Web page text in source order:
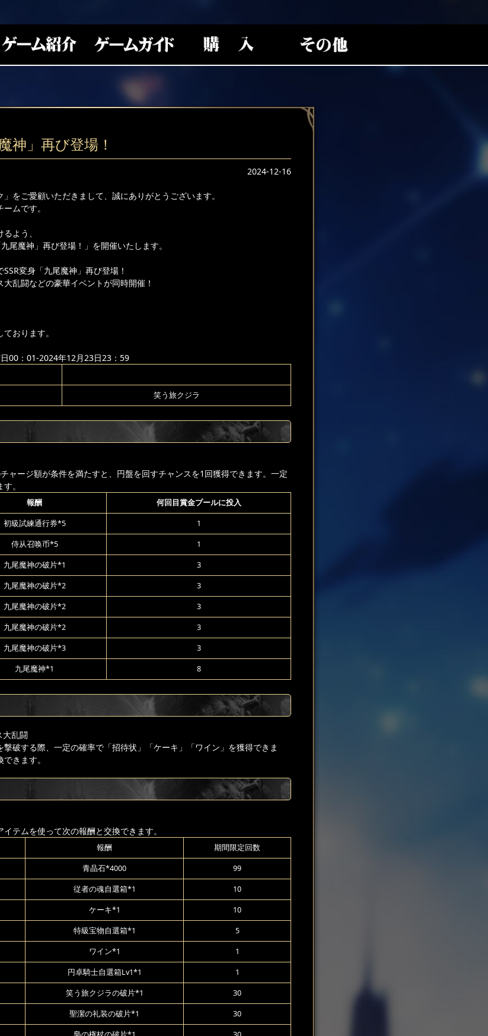
神」再び登場！
2024-12-16
をご愛顧いただきまして、誠にありがとうございます。
ムです。
よう、
尾魔神」再び登場！」を開催いたします。
変身「九尾魔神」再び登場！
乱闘などの豪華イベントが同時開催！
おります。
00：01-2024年12月23日23：59
笑う旅クジラ
ャージ額が条件を満たすと、円盤を回すチャンスを1回獲得できます。一定
。
報酬 何回目賞金プールに投入
初級試練通行券*5 1
侍从召唤币*5 1
九尾魔神の破片*1 3
九尾魔神の破片*2 3
九尾魔神の破片*2 3
九尾魔神の破片*2 3
九尾魔神の破片*3 3
九尾魔神*1 8
乱闘
破する際、一定の確率で「招待状」「ケーキ」「ワイン」を獲得できま
きます。
テムを使って次の報酬と交換できます。
報酬 期間限定回数
青晶石*4000 99
従者の魂自選箱*1 10
ケーキ*1 10
特級宝物自選箱*1 5
ワイン*1 1
円卓騎士自選箱Lv1*1 1
笑う旅クジラの破片*1 30
聖潔の礼装の破片*1 30